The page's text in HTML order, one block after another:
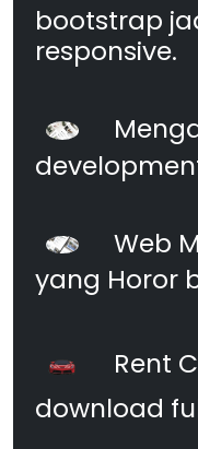
bootstrap
responsive.
Web
yang Horor
Rent
download